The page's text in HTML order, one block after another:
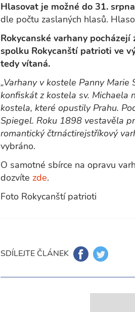
Hlasovat je možné do 31.
dle počtu zaslaných hlasů.
Rokycanské varhany
spolku Rokycanští patrioti ve
tedy vítaná.
„Varhany v kostele Panny
konfiskát z kostela sv. Michaela
kostela, které opustily Prahu.
Spiegel. Roku 1898 vestavěla
romantický čtrnáctirejstříkový
vybráno.
O samotné sbírce na opravu
dozvíte zde.
Foto Rokycanští patrioti
SDÍLEJTE ČLÁNEK